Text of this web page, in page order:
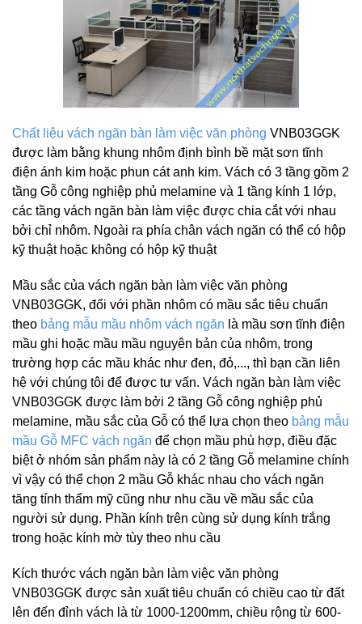
Chất liệu vách ngăn bàn làm việc văn phòng VNB03GGK
được làm bằng khung nhôm định bình bề mặt sơn tĩnh
điện ánh kim hoặc phun cát anh kim. Vách có 3 tầng gồm 2
tầng Gỗ công nghiệp phủ melamine và 1 tầng kính 1 lớp,
các tầng vách ngăn bàn làm việc được chia cắt với nhau
bởi chỉ nhôm. Ngoài ra phía chân vách ngăn có thể có hộp
kỹ thuật hoặc không có hộp kỹ thuật
Mầu sắc của vách ngăn bàn làm việc văn phòng
VNB03GGK, đối với phần nhôm có mầu sắc tiêu chuẩn
theo bảng mẫu mầu nhôm vách ngăn là mầu sơn tĩnh điện
mầu ghi hoặc mầu mầu nguyên bản của nhôm, trong
trường hợp các mầu khác như đen, đỏ,..., thì bạn cần liên
hệ với chúng tôi để được tư vấn. Vách ngăn bàn làm việc
VNB03GGK được làm bởi 2 tầng Gỗ công nghiệp phủ
melamine, mầu sắc của Gỗ có thể lựa chọn theo bảng mẫu
mầu Gỗ MFC vách ngăn để chọn mầu phù hợp, điều đặc
biệt ở nhóm sản phẩm này là có 2 tầng Gỗ melamine chính
vì vậy có thể chọn 2 mầu Gỗ khác nhau cho vách ngăn
tăng tính thẩm mỹ cũng như nhu cầu về mầu sắc của
người sử dụng. Phần kính trên cùng sử dụng kính trắng
trong hoặc kính mờ tùy theo nhu cầu
Kích thước vách ngăn bàn làm việc văn phòng
VNB03GGK được sản xuất tiêu chuẩn có chiều cao từ đất
lên đến đỉnh vách là từ 1000-1200mm, chiều rộng từ 600-